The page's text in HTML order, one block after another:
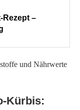
Rezept –
und Nährwerte
Kürbis: